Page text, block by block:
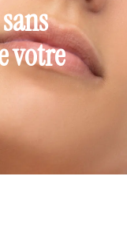
votre